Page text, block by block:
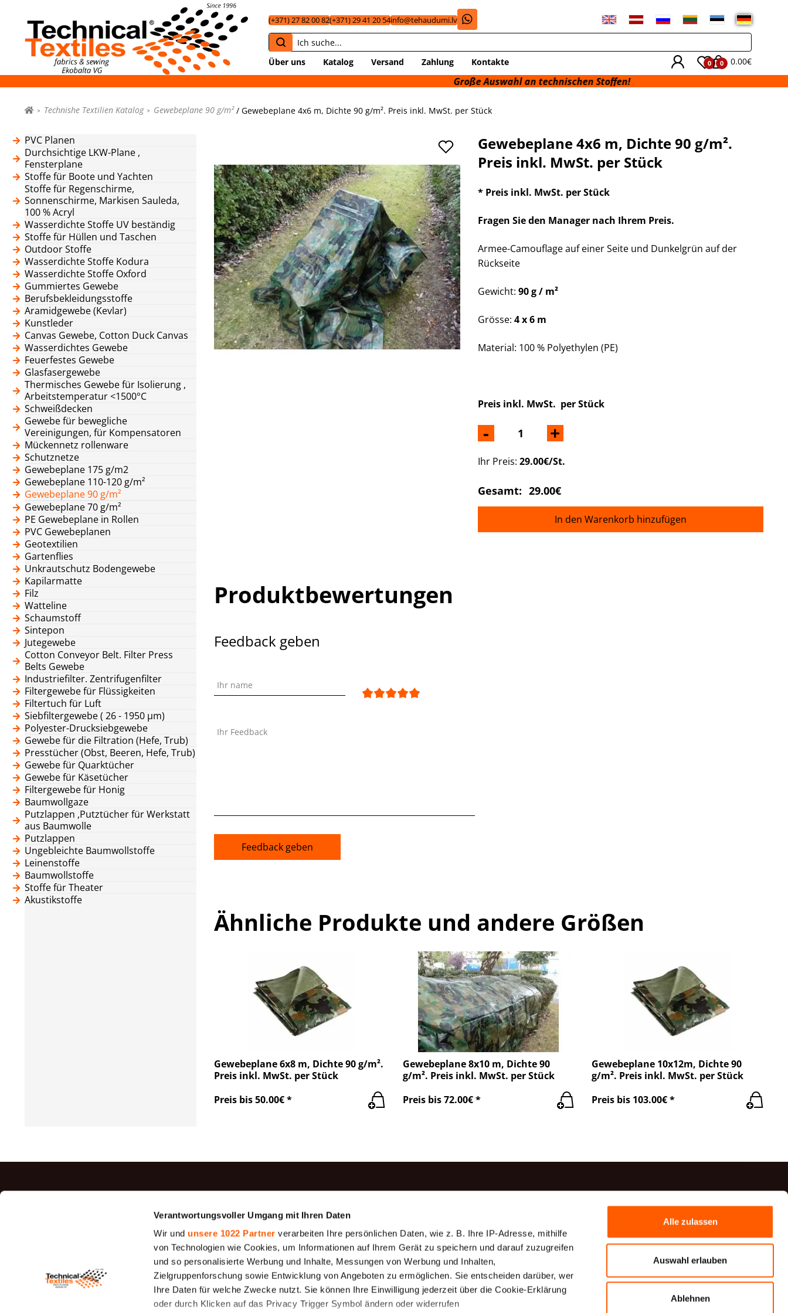
Verantwortungsvoller Umgang mit Ihren Daten
Wir und unsere 1022 Partner verarbeiten Ihre persönlichen Daten, wie z. B. Ihre IP-Adresse, mithilfe
von Technologien wie Cookies, um Informationen auf Ihrem Gerät zu speichern und darauf zuzugreifen
und so personalisierte Werbung und Inhalte, Messungen von Werbung und Inhalten,
Zielgruppenforschung sowie Entwicklung von Angeboten zu ermöglichen. Sie entscheiden darüber, wer
Ihre Daten für welche Zwecke nutzt. Sie können Ihre Einwilligung jederzeit über die Cookie-Erklärung
oder durch Klicken auf das Privacy Trigger Symbol ändern oder widerrufen
Alle zulassen
Auswahl erlauben
Ablehnen
(+371) 27 82 00 82(+371) 29 41 20 54info@tehaudumi.lv
Über uns Katalog Versand Zahlung Kontakte 0 0 0.00€
Große Auswahl an technischen Stoffen!
Technishe Textilien Katalog Gewebeplane 90 g/m²/ Gewebeplane 4x6 m, Dichte 90 g/m². Preis inkl. MwSt. per Stück
PVC Planen
Durchsichtige LKW-Plane ,
Fensterplane
Stoffe für Boote und Yachten
Stoffe für Regenschirme,
Sonnenschirme, Markisen Sauleda,
100 % Acryl
Wasserdichte Stoffe UV beständig
Stoffe für Hüllen und Taschen
Outdoor Stoffe
Wasserdichte Stoffe Kodura
Wasserdichte Stoffe Oxford
Gummiertes Gewebe
Berufsbekleidungsstoffe
Aramidgewebe (Kevlar)
Kunstleder
Canvas Gewebe, Cotton Duck Canvas
Wasserdichtes Gewebe
Feuerfestes Gewebe
Glasfasergewebe
Thermisches Gewebe für Isolierung ,
Arbeitstemperatur <1500°C
Schweißdecken
Gewebe für bewegliche
Vereinigungen, für Kompensatoren
Mückennetz rollenware
Schutznetze
Gewebeplane 175 g/m2
Gewebeplane 110-120 g/m²
Gewebeplane 90 g/m²
Gewebeplane 70 g/m²
PE Gewebeplane in Rollen
PVC Gewebeplanen
Geotextilien
Gartenflies
Unkrautschutz Bodengewebe
Kapilarmatte
Filz
Watteline
Schaumstoff
Sintepon
Jutegewebe
Cotton Conveyor Belt. Filter Press
Belts Gewebe
Industriefilter. Zentrifugenfilter
Filtergewebe für Flüssigkeiten
Filtertuch für Luft
Siebfiltergewebe ( 26 - 1950 μm)
Polyester-Drucksiebgewebe
Gewebe für die Filtration (Hefe, Trub)
Presstücher (Obst, Beeren, Hefe, Trub)
Gewebe für Quarktücher
Gewebe für Käsetücher
Filtergewebe für Honig
Baumwollgaze
Putzlappen ,Putztücher für Werkstatt
aus Baumwolle
Putzlappen
Ungebleichte Baumwollstoffe
Leinenstoffe
Baumwollstoffe
Stoffe für Theater
Akustikstoffe
Gewebeplane 4x6 m, Dichte 90 g/m².
Preis inkl. MwSt. per Stück
* Preis inkl. MwSt. per Stück
Fragen Sie den Manager nach Ihrem Preis.
Armee-Camouflage auf einer Seite und Dunkelgrün auf der
Rückseite
Gewicht: 90 g / m²
Grösse: 4 x 6 m
Material: 100 % Polyethylen (PE)
Preis inkl. MwSt. per Stück
- +
Ihr Preis: 29.00€/St.
Gesamt: 29.00€
In den Warenkorb hinzufügen
Produktbewertungen
Feedback geben
Ihr name
Ihr Feedback
Feedback geben
Ähnliche Produkte und andere Größen
Gewebeplane 6x8 m, Dichte 90 g/m².
Preis inkl. MwSt. per Stück
Preis bis 50.00€ *
Gewebeplane 8x10 m, Dichte 90
g/m². Preis inkl. MwSt. per Stück
Preis bis 72.00€ *
Gewebeplane 10x12m, Dichte 90
g/m². Preis inkl. MwSt. per Stück
Preis bis 103.00€ *
Jutegewebe
Filz
Siebfiltergewebe (
26 - 1950 μm)
Canvas Gewebe,
Cotton Duck
Baumwollgaze
Geotextilien
Gewebeplane 175
g/m2
Schutznetze
Produktion
Zahlung
Über uns
Versand
Rahmenbedingungen
(+371) 29 41 20 54
(+371) 27 82 00 82
Ekobalta VG TECHNICAL TEXTILES, Krustabaznīcas
iela 9A, Rīga, LV-1006, Latvija